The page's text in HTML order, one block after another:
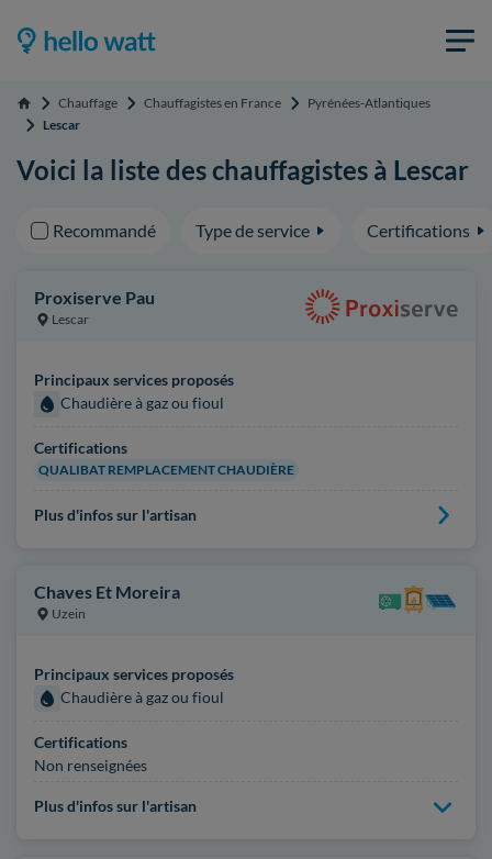
Accueil Chauffage Chauffagistes en France
Pyrénées-Atlantiques
Lescar
Voici la liste des chauffagistes à Lescar
Recommandé Type de service Certifications
Proxiserve Pau
Lescar
Principaux services proposés
Chaudière à gaz ou fioul
Certifications
QUALIBAT REMPLACEMENT CHAUDIÈRE
Plus d'infos sur l'artisan
Chaves Et Moreira
Uzein
Principaux services proposés
Chaudière à gaz ou fioul
Certifications
Non renseignées
Plus d'infos sur l'artisan